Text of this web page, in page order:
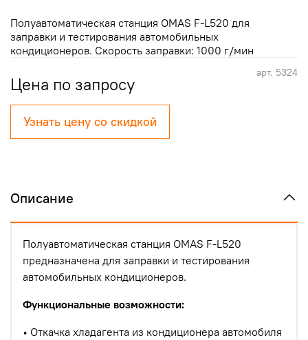
арт. 5324
Цена по запросу
Узнать цену со скидкой
Полуавтоматическая станция OMAS F-L520 для
заправки и тестирования автомобильных
кондиционеров. Скорость заправки: 1000 г/мин
Описание
Полуавтоматическая станция OMAS F-L520
предназначена для заправки и тестирования
автомобильных кондиционеров.
Функциональные возможности:
• Откачка хладагента из кондиционера автомобиля